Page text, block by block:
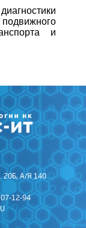
и
20Б, А/Я 140
12-94